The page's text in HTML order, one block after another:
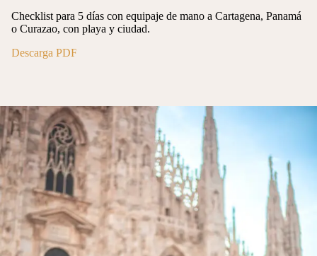
Checklist para 5 días con equipaje de mano a Cartagena, Panamá
o Curazao, con playa y ciudad.
Descarga PDF